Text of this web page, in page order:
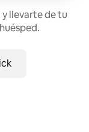
llevarte de tu